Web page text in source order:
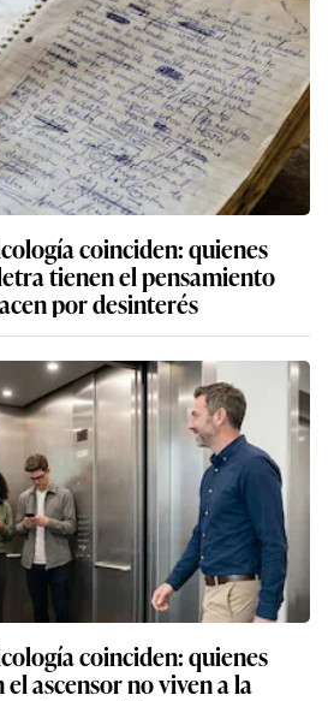
coinciden: quienes
tienen el pensamiento
por desinterés
coinciden: quienes
ascensor no viven a la